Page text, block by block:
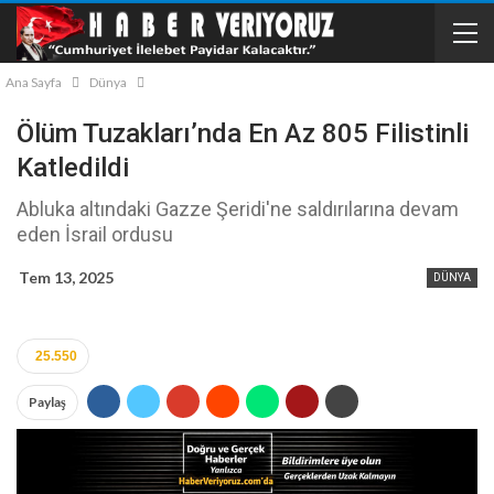
Ana Sayfa Dünya
Ölüm Tuzakları’nda En Az 805 Filistinli
Katledildi
Abluka altındaki Gazze Şeridi'ne saldırılarına devam
eden İsrail ordusu
DÜNYA
Tem 13, 2025
25.550
Paylaş